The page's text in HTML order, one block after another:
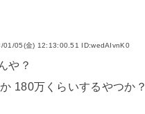
01/05(金) 12:13:00.51 ID:wedAIvnK0
や？
180万くらいするやつか？